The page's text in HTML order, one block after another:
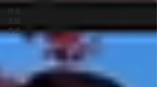
伴走
支援
事業